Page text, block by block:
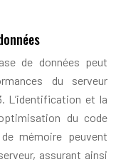
de données peut
du serveur
L’identification et la
du code
mémoire peuvent
assurant ainsi